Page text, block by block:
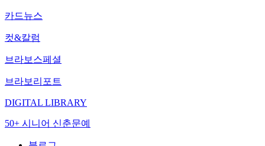
카드뉴스
컷&칼럼
브라보스페셜
브라보리포트
DIGITAL LIBRARY
50+ 시니어 신춘문예